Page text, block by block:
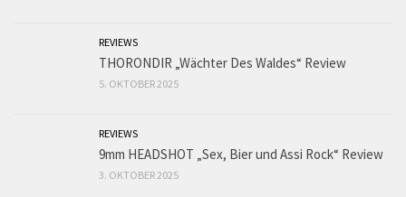
REVIEWS
THORONDIR „Wächter Des Waldes“ Review
5. OKTOBER 2025
REVIEWS
9mm HEADSHOT „Sex, Bier und Assi Rock“ Review
3. OKTOBER 2025